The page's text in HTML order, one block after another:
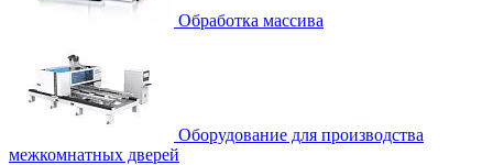
Обработка массива
Оборудование для производства
межкомнатных дверей